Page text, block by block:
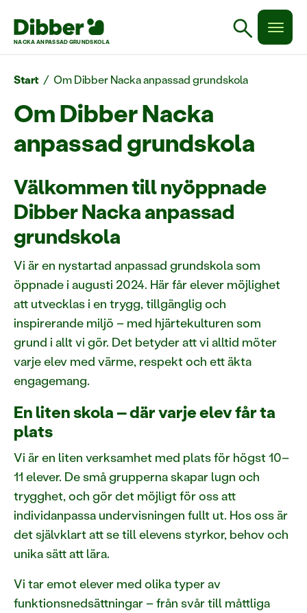
NACKA ANPASSAD GRUNDSKOLA search
Start / Om Dibber Nacka anpassad grundskola
Om Dibber Nacka
anpassad grundskola
Välkommen till nyöppnade
Dibber Nacka anpassad
grundskola
Vi är en nystartad anpassad grundskola som
öppnade i augusti 2024. Här får elever möjlighet
att utvecklas i en trygg, tillgänglig och
inspirerande miljö – med hjärtekulturen som
grund i allt vi gör. Det betyder att vi alltid möter
varje elev med värme, respekt och ett äkta
engagemang.
En liten skola – där varje elev får ta
plats
Vi är en liten verksamhet med plats för högst 10–
11 elever. De små grupperna skapar lugn och
trygghet, och gör det möjligt för oss att
individanpassa undervisningen fullt ut. Hos oss är
det självklart att se till elevens styrkor, behov och
unika sätt att lära.
Vi tar emot elever med olika typer av
funktionsnedsättningar – från svår till måttliga